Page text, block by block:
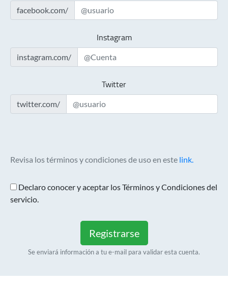
facebook.com/
Instagram
instagram.com/
Twitter
twitter.com/
Revisa los términos y condiciones de uso en este link.
Declaro conocer y aceptar los Términos y Condiciones del
servicio.
Registrarse
Se enviará información a tu e-mail para validar esta cuenta.